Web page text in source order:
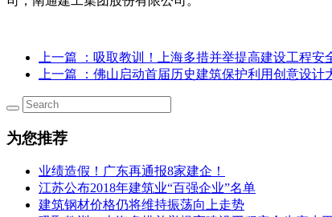
上一篇
：吸取教训！上海多措并举提高建设工程安
上一篇
：佛山启动首届历史建筑保护利用创意设计
为您推荐
业绩造假！广东再通报8家建企！
江苏公布2018年建筑业“百强企业”名单
建筑钢材价格仍将维持振荡向上走势